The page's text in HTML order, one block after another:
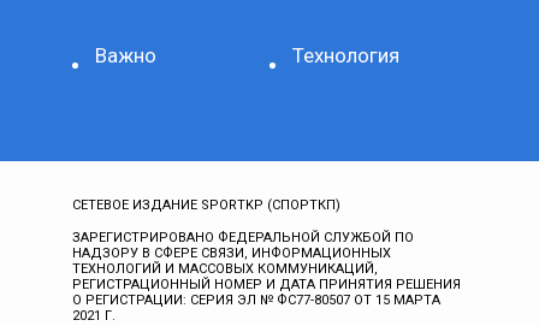
Важно Технология
СЕТЕВОЕ ИЗДАНИЕ SPORTKP (СПОРТКП)
ЗАРЕГИСТРИРОВАНО ФЕДЕРАЛЬНОЙ СЛУЖБОЙ ПО
НАДЗОРУ В СФЕРЕ СВЯЗИ, ИНФОРМАЦИОННЫХ
ТЕХНОЛОГИЙ И МАССОВЫХ КОММУНИКАЦИЙ,
РЕГИСТРАЦИОННЫЙ НОМЕР И ДАТА ПРИНЯТИЯ РЕШЕНИЯ
О РЕГИСТРАЦИИ: СЕРИЯ ЭЛ № ФС77-80507 ОТ 15 МАРТА
2021 Г.